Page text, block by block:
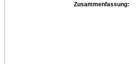
Zusammenfassung: